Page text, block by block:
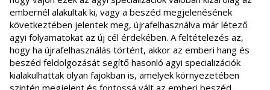
embernél alakultak ki, vagy a beszéd megjelenésének
következtében jelentek meg, újrafelhasználva már létező
agyi folyamatokat az új cél érdekében. A feltételezés az,
hogy ha újrafelhasználás történt, akkor az emberi hang és
beszéd feldolgozását segítő hasonló agyi specializációk
kialakulhattak olyan fajokban is, amelyek környezetében